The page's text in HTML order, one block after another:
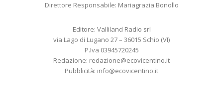
Direttore Responsabile: Mariagrazia Bonollo
Editore: Valliland Radio srl
via Lago di Lugano 27 – 36015 Schio (VI)
P.Iva 03945720245
Redazione: redazione@ecovicentino.it
Pubblicità: info@ecovicentino.it